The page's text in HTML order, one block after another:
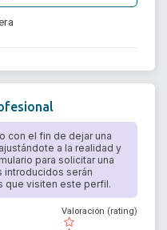
con el fin de dejar una
a la realidad y
para solicitar una
introducidos serán
que visiten este perfil.
( )
Valoración (rating)